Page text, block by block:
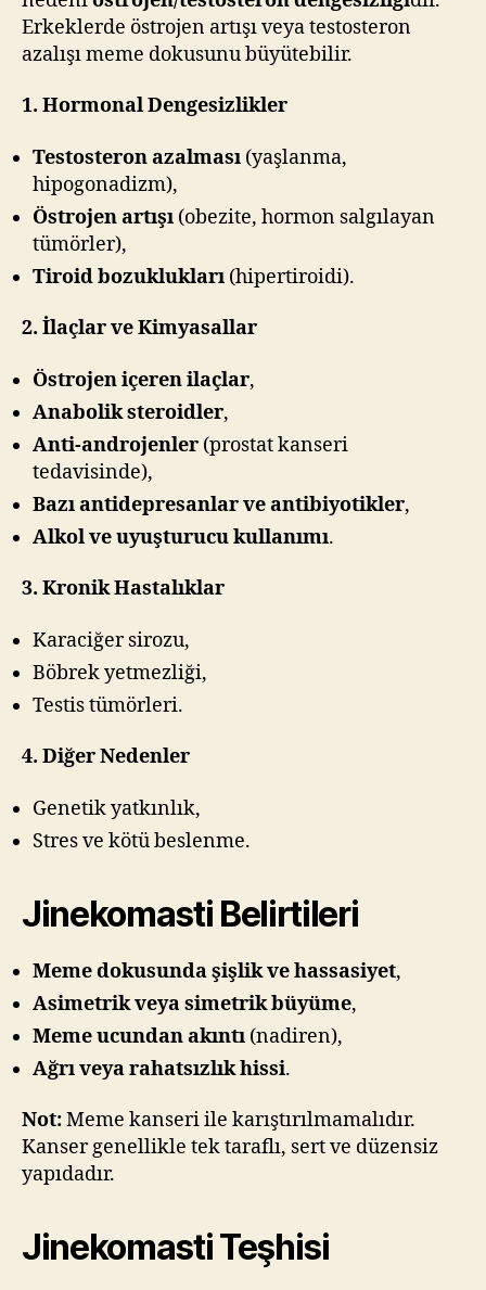
Erkeklerde östrojen artışı veya testosteron
azalışı meme dokusunu büyütebilir.
1. Hormonal Dengesizlikler
Testosteron azalması (yaşlanma,
hipogonadizm),
Östrojen artışı (obezite, hormon salgılayan
tümörler),
Tiroid bozuklukları (hipertiroidi).
2. İlaçlar ve Kimyasallar
Östrojen içeren ilaçlar,
Anabolik steroidler,
Anti-androjenler (prostat kanseri
tedavisinde),
Bazı antidepresanlar ve antibiyotikler,
Alkol ve uyuşturucu kullanımı.
3. Kronik Hastalıklar
Karaciğer sirozu,
Böbrek yetmezliği,
Testis tümörleri.
4. Diğer Nedenler
Genetik yatkınlık,
Stres ve kötü beslenme.
Jinekomasti Belirtileri
Meme dokusunda şişlik ve hassasiyet,
Asimetrik veya simetrik büyüme,
Meme ucundan akıntı (nadiren),
Ağrı veya rahatsızlık hissi.
Not:Meme kanseri ile karıştırılmamalıdır.
Kanser genellikle tek taraflı, sert ve düzensiz
yapıdadır.
Jinekomasti Teşhisi